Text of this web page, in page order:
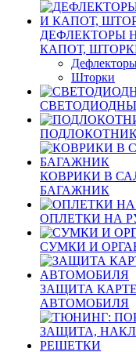
ДЕФЛЕКТОРЫ
КАПОТ,
Шторки
КОВРИКИ В
БАГАЖНИК
ОПЛЕТКИ НА
СУМКИ И
ЗАЩИТА
АВТОМОБИЛЯ